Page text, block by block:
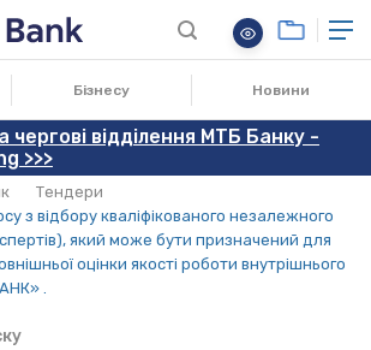
Бізнесу Новини
чергові відділення МТБ Банку -
>>>
Тендери
з відбору кваліфікованого незалежного
який може бути призначений для
оцінки якості роботи внутрішнього
.